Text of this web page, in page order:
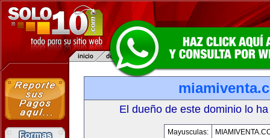
El dueño de este dominio lo
Mayusculas: